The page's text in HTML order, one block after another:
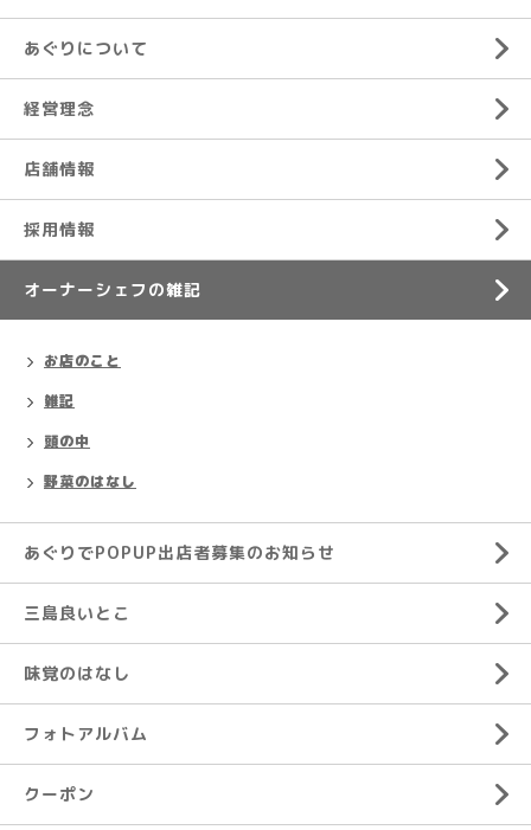
あぐりについて
経営理念
店舗情報
採用情報
オーナーシェフの雑記
お店のこと
雑記
頭の中
野菜のはなし
あぐりでPOPUP出店者募集のお知らせ
三島良いとこ
味覚のはなし
フォトアルバム
クーポン